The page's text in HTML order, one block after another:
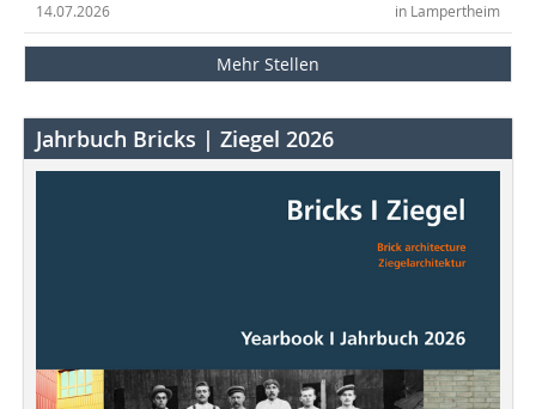
in Lampertheim
14.07.2026
Mehr Stellen
Jahrbuch Bricks | Ziegel 2026